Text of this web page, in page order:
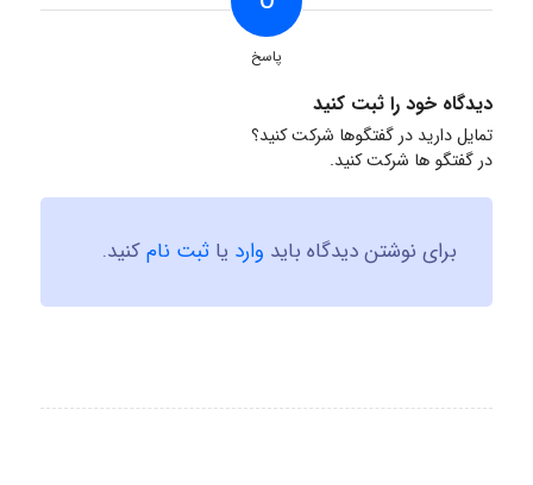
پاسخ
دیدگاه خود را ثبت کنید
تمایل دارید در گفتگوها شرکت کنید؟
در گفتگو ها شرکت کنید.
برای نوشتن دیدگاه باید وارد یا ثبت نامکنید.